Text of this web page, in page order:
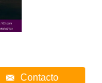
Contacto